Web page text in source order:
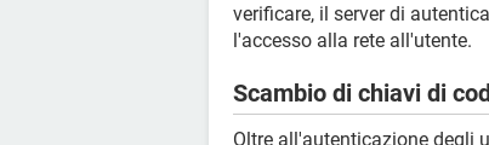
verificare, il server di
l'accesso alla rete all'utente.
Scambio di chiavi di
Oltre all'autenticazione degli